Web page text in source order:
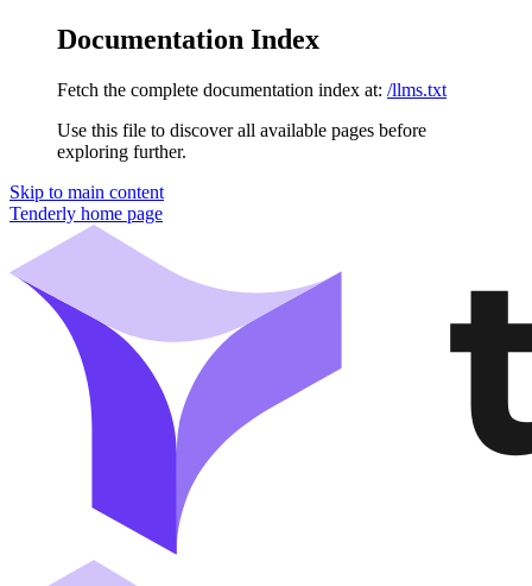
Documentation Index
Fetch the complete documentation index at: /llms.txt
Use this file to discover all available pages before
exploring further.
Skip to main content
Tenderly home page